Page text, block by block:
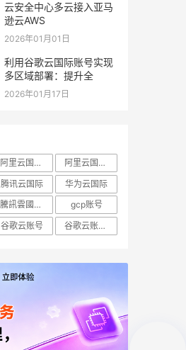
云安全中心多云接入亚马
逊云AWS
2026年01月01日
利用谷歌云国际账号实现
多区域部署：提升全
2026年01月17日
阿里云国际账号
阿里云国际站
腾讯云国际
华为云国际
騰訊雲國際站
gcp账号
谷歌云账号 谷歌云账号购买